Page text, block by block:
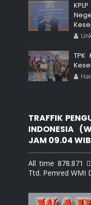
TPK
TRAFFIK
INDONESIA
JAM 09.04 WIB
All time 878.871
Ttd. Pemred WMI